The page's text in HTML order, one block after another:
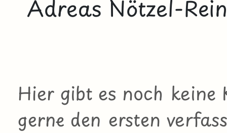
Adreas Nötzel-
Hier gibt es noch keine
gerne den ersten